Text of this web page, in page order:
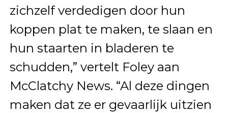
zichzelf verdedigen door hun
koppen plat te maken, te slaan en
hun staarten in bladeren te
schudden,” vertelt Foley aan
McClatchy News. “Al deze dingen
maken dat ze er gevaarlijk uitzien